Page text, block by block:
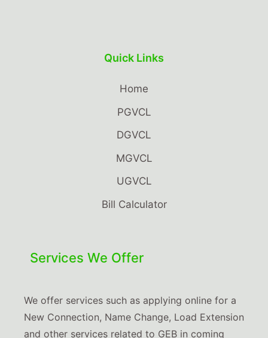
Quick Links
Home
PGVCL
DGVCL
MGVCL
UGVCL
Bill Calculator
Services We Offer
We offer services such as applying online for a
New Connection, Name Change, Load Extension
and other services related to GEB in coming